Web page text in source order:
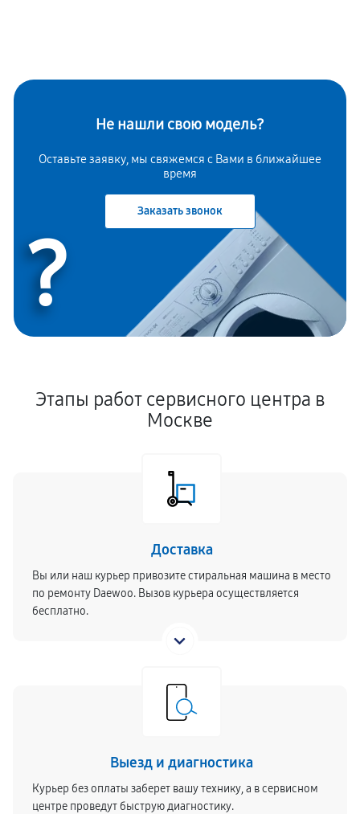
Не нашли свою модель?
Оставьте заявку, мы свяжемся с Вами в ближайшее
время
Заказать звонок
?
Этапы работ сервисного центра в
Москве
Доставка
Вы или наш курьер привозите стиральная машина в место
по ремонту Daewoo. Вызов курьера осуществляется
бесплатно.
Выезд и диагностика
Курьер без оплаты заберет вашу технику, а в сервисном
центре проведут быструю диагностику.